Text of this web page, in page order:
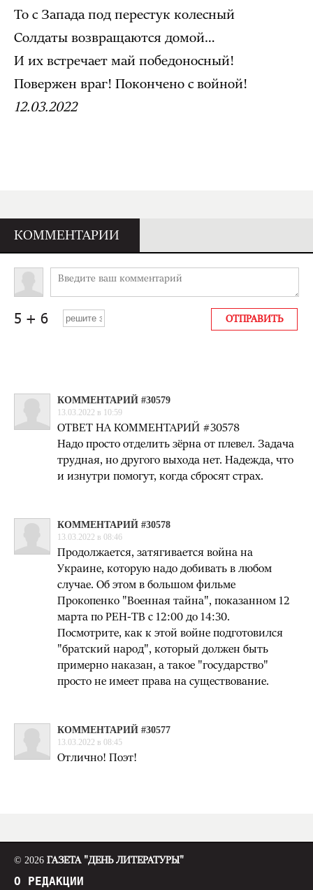
То с Запада под перестук колесный
Солдаты возвращаются домой…
И их встречает май победоносный!
Повержен враг! Покончено с войной!
12.03.2022
КОММЕНТАРИИ
КОММЕНТАРИЙ #30579
13.03.2022 в 10:59
ОТВЕТ НА КОММЕНТАРИЙ #30578
Надо просто отделить зёрна от плевел. Задача
трудная, но другого выхода нет. Надежда, что
и изнутри помогут, когда сбросят страх.
КОММЕНТАРИЙ #30578
13.03.2022 в 08:46
Продолжается, затягивается война на
Украине, которую надо добивать в любом
случае. Об этом в большом фильме
Прокопенко "Военная тайна", показанном 12
марта по РЕН-ТВ с 12:00 до 14:30.
Посмотрите, как к этой войне подготовился
"братский народ", который должен быть
примерно наказан, а такое "государство"
просто не имеет права на существование.
КОММЕНТАРИЙ #30577
13.03.2022 в 08:45
Отлично! Поэт!
© 2026 ГАЗЕТА "ДЕНЬ ЛИТЕРАТУРЫ"
О РЕДАКЦИИ